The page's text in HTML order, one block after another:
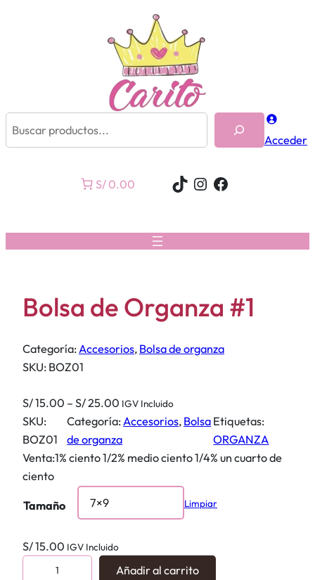
Acceder
S/ 0.00 TikTok
Instagram
Facebook
Bolsa de Organza #1
Categoría: Accesorios, Bolsa de organza
SKU: BOZ01
S/15.00 – S/25.00 R
a
n
g
e
IGV Incluido
SKU:
BOZ01
Categoría: Accesorios, Bolsa
de organza
Etiquetas:
ORGANZA
Venta:1% ciento 1/2% medio ciento 1/4% un cuarto de
ciento
Tamaño Limpiar
S/15.00 IGV Incluido
Añadir al carrito